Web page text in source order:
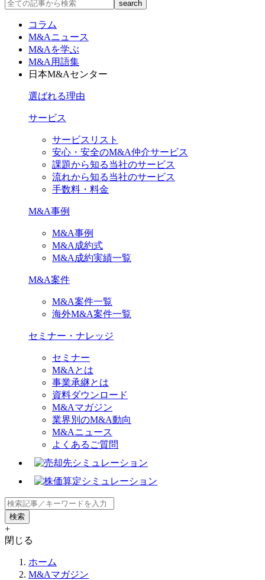
コラム
M&Aニュース
M&Aを学ぶ
M&A用語集
日本M&Aセンター
選ばれる理由
サービス
サービスリスト
安心・安全のM&A仲介サービス
課題から知る当社のサービス
流れから知る当社のサービス
手数料・料金
M&A事例
M&A事例
M&A成約式
M&A成約実績一覧
M&A案件
M&A案件一覧
海外M&A案件一覧
セミナー・ナレッジ
セミナー
M&Aとは
事業承継とは
資料ダウンロード
M&Aマガジン
業界別のM&A動向
M&Aニュース
よくあるご質問
+
閉じる
ホーム
M&Aマガジン